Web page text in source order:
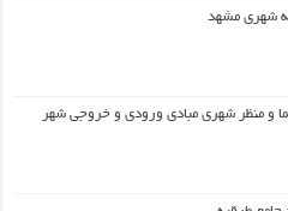
شهری مشهد
و منظر شهری مبادی ورودی و خروجی شهر